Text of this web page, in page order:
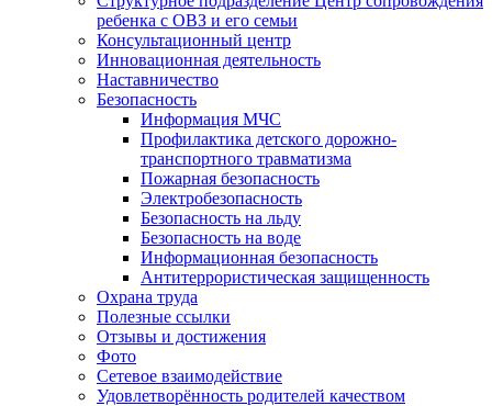
ребенка с ОВЗ и его семьи
Консультационный центр
Инновационная деятельность
Наставничество
Безопасность
Информация МЧС
Профилактика детского дорожно-
транспортного травматизма
Пожарная безопасность
Электробезопасность
Безопасность на льду
Безопасность на воде
Информационная безопасность
Антитеррористическая защищенность
Охрана труда
Полезные ссылки
Отзывы и достижения
Фото
Сетевое взаимодействие
Удовлетворённость родителей качеством